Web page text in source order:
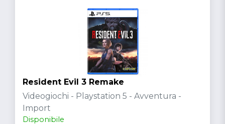
Resident Evil 3 Remake
Videogiochi - Playstation 5 - Avventura -
Import
Disponibile